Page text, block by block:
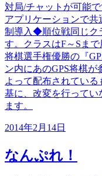
対局/チャットが可能
アプリケーションで
制導入◆順位戦同じク
す。クラスはF～Sま
将棋選手権優勝の『
ン内にあのGPS将棋
よって配布されてい
基に、改変を行ってい
ます。
2014年2月14日
なんぷれ！